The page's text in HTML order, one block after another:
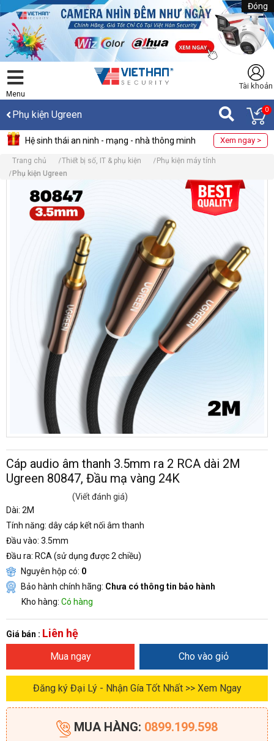
Đóng
Menu
Tài khoản
Phụ kiện Ugreen 0
Hệ sinh thái an ninh - mạng - nhà thông minh Xem ngay >
Trang chủ Thiết bị số, IT & phụ kiện
Phụ kiện máy tính
Phụ kiện Ugreen
Cáp audio âm thanh 3.5mm ra 2 RCA dài 2M
Ugreen 80847, Đầu mạ vàng 24K
(Viết đánh giá)
Dài: 2M
Tính năng: dây cáp kết nối âm thanh
Đầu vào: 3.5mm
Đầu ra: RCA (sử dụng được 2 chiều)
Nguyên hộp có: 0
Bảo hành chính hãng: Chưa có thông tin bảo hành
Kho hàng: Có hàng
Giá bán : Liên hệ
Mua ngay Cho vào giỏ
Đăng ký Đại Lý - Nhận Gía Tốt Nhất >> Xem Ngay
MUA HÀNG: 0899.199.598